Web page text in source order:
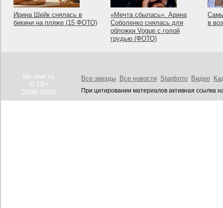
Ирина Шейк снялась в
бикини на пляже (15 ФОТО)
«Мечта сбылась». Арина
Соболенко снялась для
обложки Vogue с голой
грудью (ФОТО)
в
life-star.ru
© 18+
2008-2026
Все звезды Все новости Starфото Видео
При цитировании материалов активная ссылка